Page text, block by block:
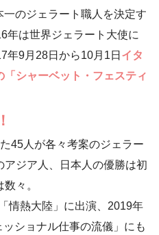
のジェラート職人を決定す
年は世界ジェラート大使に
年9月28日から10月1日 イタ
シャーベット・フェスティ
45人が各々考案のジェラー
アジア人、日本人の優勝は初
々。
情熱大陸」に出演、2019年
ショナル仕事の流儀」にも